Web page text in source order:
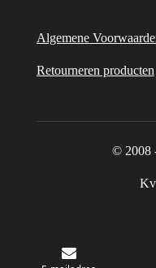
Algemene
Retourneren producten
© 2008
NL32 RABO